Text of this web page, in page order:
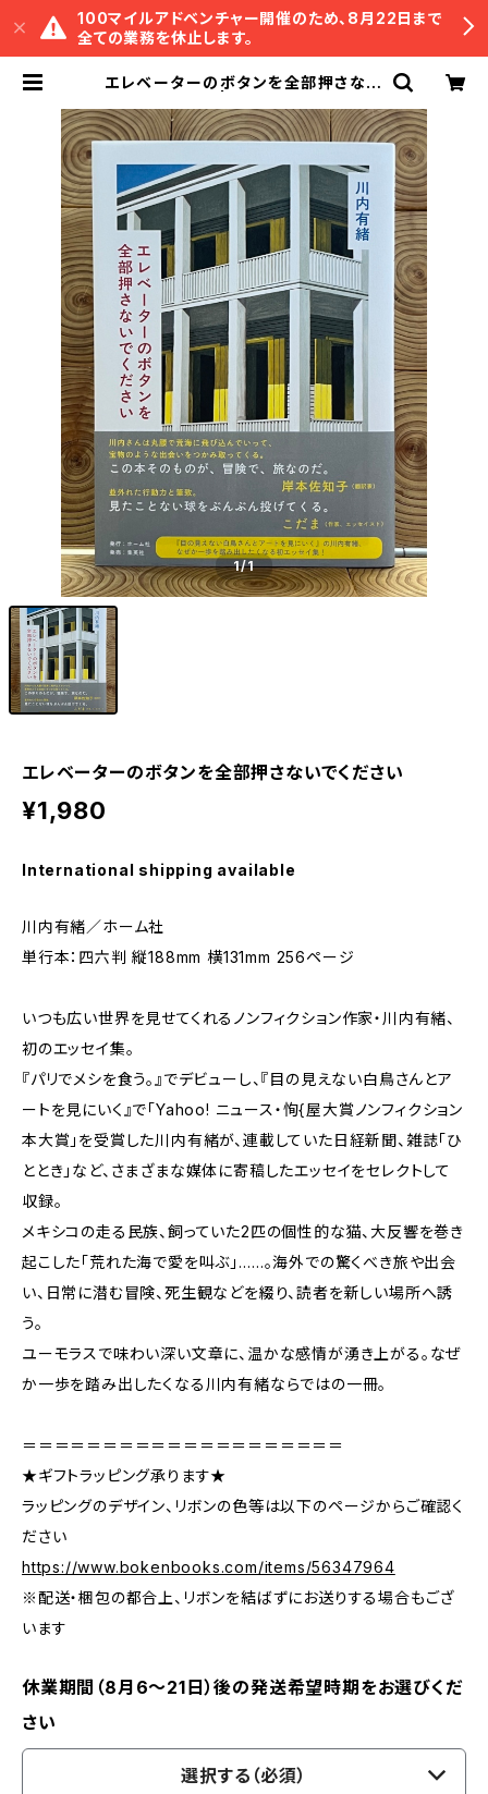
100マイルアドベンチャー開催のため、8月22日まで
全ての業務を休止します。
エレベーターのボタンを全部押さない
1/1
エレベーターのボタンを全部押さないでください
¥1,980
International shipping available
川内有緒／ホーム社
単行本：四六判 縦188mm 横131mm 256ページ
いつも広い世界を見せてくれるノンフィクション作家・川内有緒、
初のエッセイ集。
『パリでメシを食う。』でデビューし、『目の見えない白鳥さんとア
ートを見にいく』で「Yahoo! ニュース・恂{屋大賞ノンフィクション
本大賞」を受賞した川内有緒が、連載していた日経新聞、雑誌「ひ
ととき」など、さまざまな媒体に寄稿したエッセイをセレクトして
収録。
メキシコの走る民族、飼っていた2匹の個性的な猫、大反響を巻き
起こした「荒れた海で愛を叫ぶ」……。海外での驚くべき旅や出会
い、日常に潜む冒険、死生観などを綴り、読者を新しい場所へ誘
う。
ユーモラスで味わい深い文章に、温かな感情が湧き上がる。なぜ
か一歩を踏み出したくなる川内有緒ならではの一冊。
＝＝＝＝＝＝＝＝＝＝＝＝＝＝＝＝＝＝＝＝
★ギフトラッピング承ります★
ラッピングのデザイン、リボンの色等は以下のページからご確認く
ださい
https://www.bokenbooks.com/items/56347964
※配送・梱包の都合上、リボンを結ばずにお送りする場合もござ
います
休業期間（8月6〜21日）後の発送希望時期をお選びくだ
さい
選択する（必須）